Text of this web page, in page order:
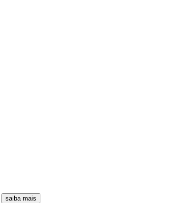
saiba mais